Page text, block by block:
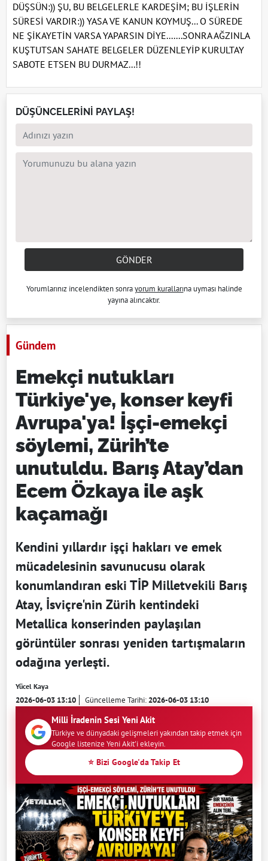
DÜŞSÜN:)) ŞU, BU BELGELERLE KARDEŞİM; BU İŞLERİN
SÜRESİ VARDIR:)) YASA VE KANUN KOYMUŞ... O SÜREDE
NE ŞİKAYETİN VARSA YAPARSIN DİYE.......SONRA AĞZINLA
KUŞTUTSAN SAHATE BELGELER DÜZENLEYİP KURULTAY
SABOTE ETSEN BU DURMAZ...!!
DÜŞÜNCELERİNİ PAYLAŞ!
GÖNDER
Yorumlarınız incelendikten sonrayorum kurallarına uyması halinde
yayına alıncaktır.
Gündem
Emekçi nutukları
Türkiye'ye, konser keyfi
Avrupa'ya! İşçi-emekçi
söylemi, Zürih’te
unutuldu. Barış Atay’dan
Ecem Özkaya ile aşk
kaçamağı
Kendini yıllardır işçi hakları ve emek
mücadelesinin savunucusu olarak
konumlandıran eski TİP Milletvekili Barış
Atay, İsviçre'nin Zürih kentindeki
Metallica konserinden paylaşılan
görüntüler sonrası yeniden tartışmaların
odağına yerleşti.
Yücel Kaya
2026-06-03 13:10 Güncelleme Tarihi:2026-06-03 13:10
Milli İradenin Sesi Yeni Akit
Türkiye ve dünyadaki gelişmeleri yakından takip etmek için
Google listenize Yeni Akit'i ekleyin.
⭐ Bizi Google'da Takip Et